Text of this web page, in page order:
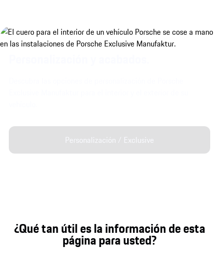
Personalización / Exclusive
¿Qué tan útil es la información de esta
página para usted?